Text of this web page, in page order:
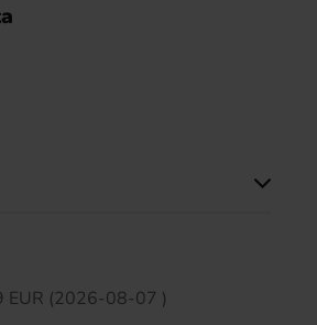
EUR (2026-08-07 )